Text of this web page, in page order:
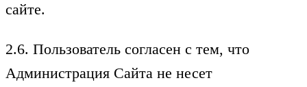
сайте.
2.6. Пользователь согласен с тем, что
Администрация Сайта не несет